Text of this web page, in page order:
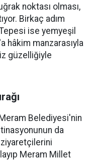
noktası olması,
Birkaç adım
ise yemyeşil
hâkim manzarasıyla
güzelliğiyle
Belediyesi'nin
da
Meram Millet